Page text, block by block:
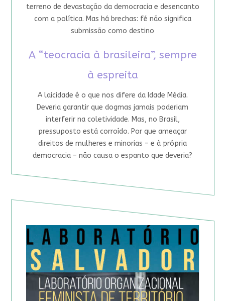
terreno de devastação da democracia e desencanto
com a política. Mas há brechas: fé não significa
submissão como destino
A “teocracia à brasileira”, sempre
à espreita
A laicidade é o que nos difere da Idade Média.
Deveria garantir que dogmas jamais poderiam
interferir na coletividade. Mas, no Brasil,
pressuposto está corroído. Por que ameaçar
direitos de mulheres e minorias – e à própria
democracia – não causa o espanto que deveria?